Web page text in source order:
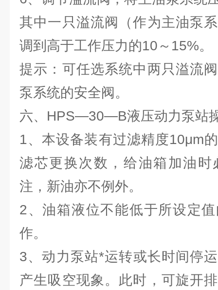
其中一只溢流阀（作为主油泵
调到高于工作压力的10～15%。
提示：可任选系统中两只溢流
泵系统的安全阀。
六、HPS—30—B液压动力泵站
1、本设备装有过滤精度10μm
滤芯更换次数，给油箱加油时
注，新油亦不例外。
2、油箱液位不能低于所设定
作。
3、动力泵站*运转或长时间停
产生吸空现象。此时，可旋开